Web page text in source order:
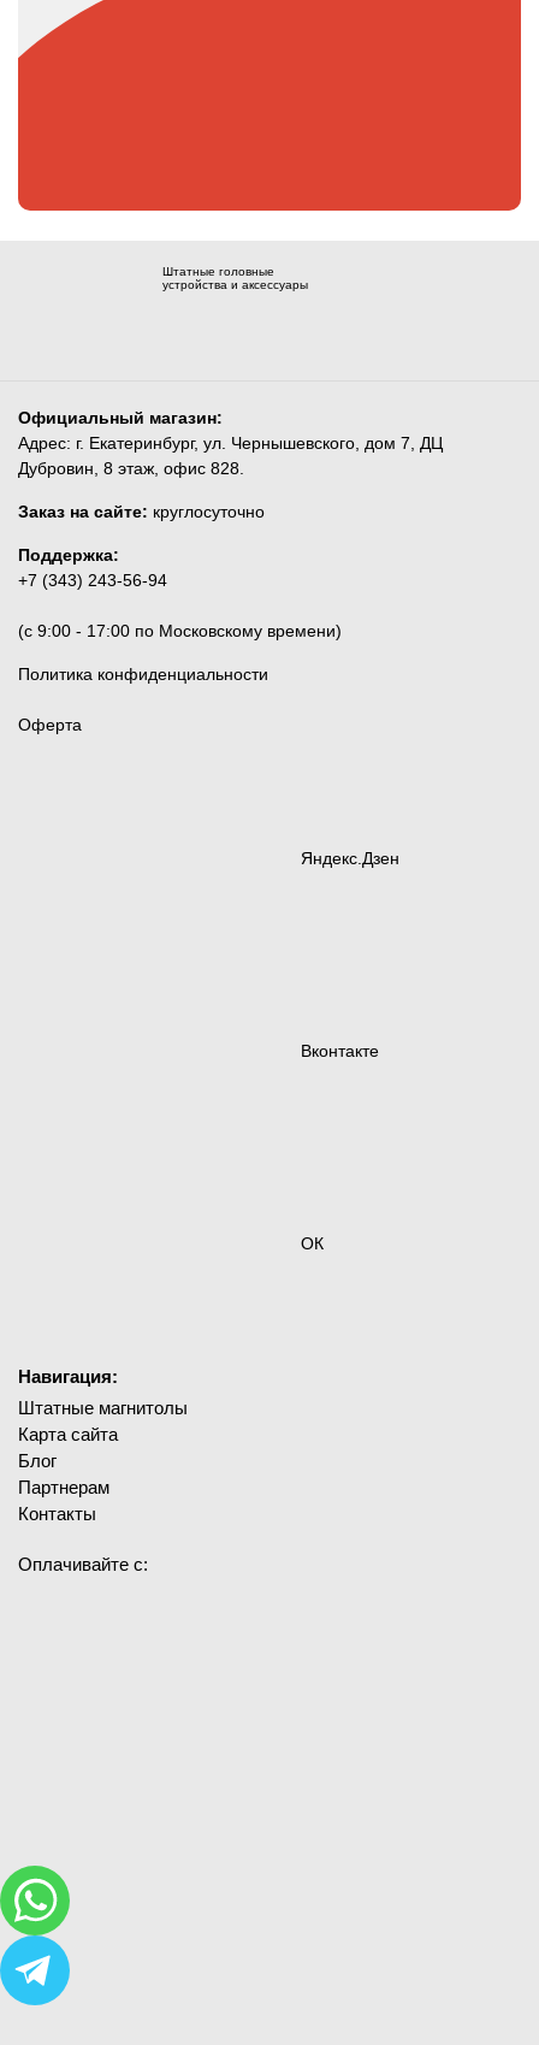
Штатные головные
устройства и аксессуары
Официальный магазин:
Адрес: г. Екатеринбург, ул. Чернышевского, дом 7, ДЦ
Дубровин, 8 этаж, офис 828.
Заказ на сайте: круглосуточно
Поддержка:
+7 (343) 243-56-94
(c 9:00 - 17:00 по Московскому времени)
Политика конфиденциальности
Оферта
Яндекс.Дзен
Вконтакте
ОК
Навигация:
Штатные магнитолы
Карта сайта
Блог
Партнерам
Контакты
Оплачивайте с: